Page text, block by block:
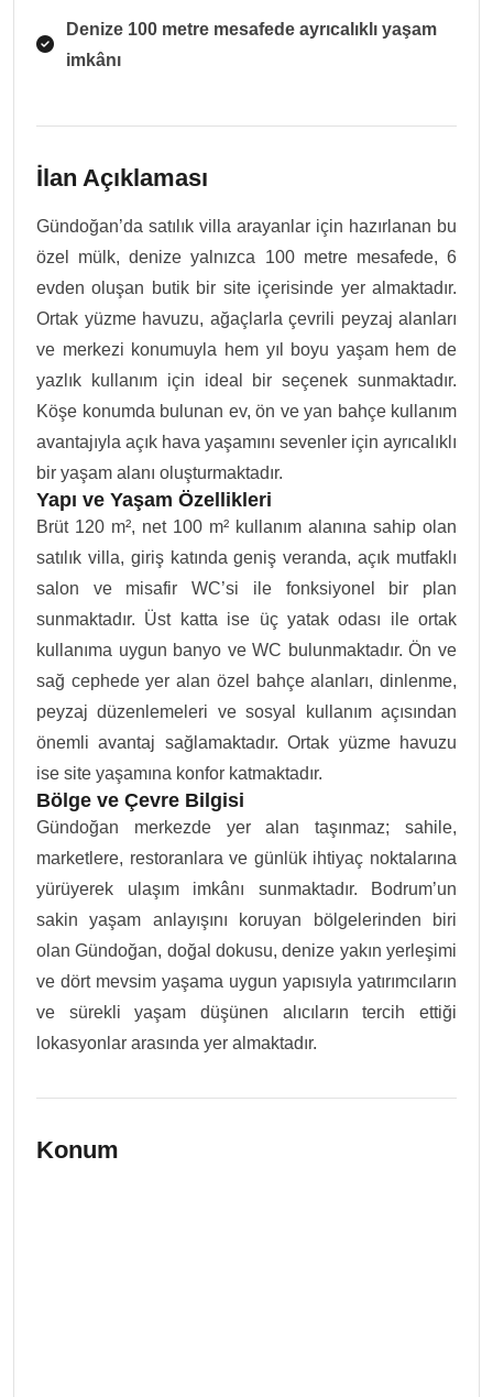
Denize 100 metre mesafede ayrıcalıklı yaşam
imkânı
İlan Açıklaması
Gündoğan’da satılık villa arayanlar için hazırlanan bu
özel mülk, denize yalnızca 100 metre mesafede, 6
evden oluşan butik bir site içerisinde yer almaktadır.
Ortak yüzme havuzu, ağaçlarla çevrili peyzaj alanları
ve merkezi konumuyla hem yıl boyu yaşam hem de
yazlık kullanım için ideal bir seçenek sunmaktadır.
Köşe konumda bulunan ev, ön ve yan bahçe kullanım
avantajıyla açık hava yaşamını sevenler için ayrıcalıklı
bir yaşam alanı oluşturmaktadır.
Yapı ve Yaşam Özellikleri
Brüt 120 m², net 100 m² kullanım alanına sahip olan
satılık villa, giriş katında geniş veranda, açık mutfaklı
salon ve misafir WC’si ile fonksiyonel bir plan
sunmaktadır. Üst katta ise üç yatak odası ile ortak
kullanıma uygun banyo ve WC bulunmaktadır. Ön ve
sağ cephede yer alan özel bahçe alanları, dinlenme,
peyzaj düzenlemeleri ve sosyal kullanım açısından
önemli avantaj sağlamaktadır. Ortak yüzme havuzu
ise site yaşamına konfor katmaktadır.
Bölge ve Çevre Bilgisi
Gündoğan merkezde yer alan taşınmaz; sahile,
marketlere, restoranlara ve günlük ihtiyaç noktalarına
yürüyerek ulaşım imkânı sunmaktadır. Bodrum’un
sakin yaşam anlayışını koruyan bölgelerinden biri
olan Gündoğan, doğal dokusu, denize yakın yerleşimi
ve dört mevsim yaşama uygun yapısıyla yatırımcıların
ve sürekli yaşam düşünen alıcıların tercih ettiği
lokasyonlar arasında yer almaktadır.
Konum